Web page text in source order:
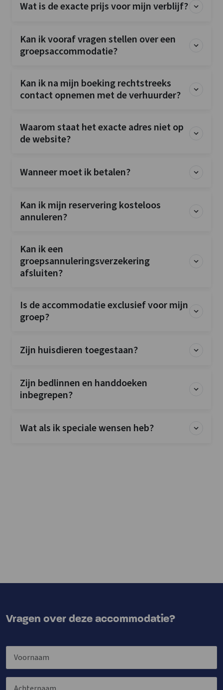
Wat is de exacte prijs voor mijn verblijf?
Kan ik vooraf vragen stellen over een
groepsaccommodatie?
Kan ik na mijn boeking rechtstreeks
contact opnemen met de verhuurder?
Waarom staat het exacte adres niet op
de website?
Wanneer moet ik betalen?
Kan ik mijn reservering kosteloos
annuleren?
Kan ik een
groepsannuleringsverzekering
afsluiten?
Is de accommodatie exclusief voor mijn
groep?
Zijn huisdieren toegestaan?
Zijn bedlinnen en handdoeken
inbegrepen?
Wat als ik speciale wensen heb?
Vragen over deze accommodatie?